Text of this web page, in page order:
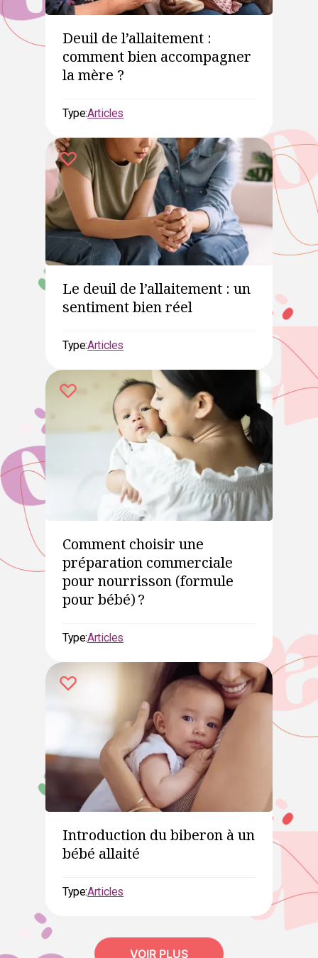
Deuil de l’allaitement :
comment bien accompagner
la mère ?
Type:Articles
Le deuil de l’allaitement : un
sentiment bien réel
Type:Articles
Comment choisir une
préparation commerciale
pour nourrisson (formule
pour bébé) ?
Type:Articles
Introduction du biberon à un
bébé allaité
Type:Articles
VOIR PLUS